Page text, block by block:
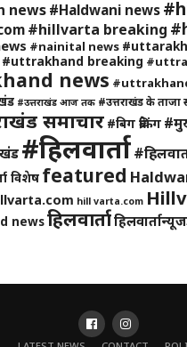
news #Haldwani news
#hillvarta breaking
#nainital news
#uttrakhand breaking
news
#उत्तराखंड आज तक #उत्तराखंड के ताजा
समाचार #बिग ब्रेकिंग
#हिलवार्ता
विशेष featured
hill varta.com
newsहिलवार्ता